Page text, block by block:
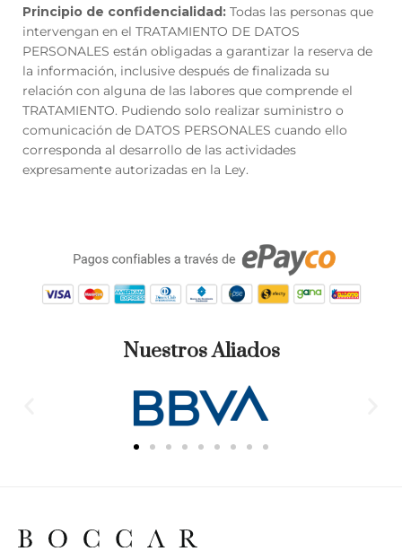
Principio de confidencialidad: Todas las personas que
intervengan en el TRATAMIENTO DE DATOS
PERSONALES están obligadas a garantizar la reserva de
la información, inclusive después de finalizada su
relación con alguna de las labores que comprende el
TRATAMIENTO. Pudiendo solo realizar suministro o
comunicación de DATOS PERSONALES cuando ello
corresponda al desarrollo de las actividades
expresamente autorizadas en la Ley.
Nuestros Aliados